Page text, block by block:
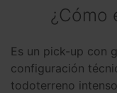
¿Cómo
Es un pick-up con
configuración
todoterreno